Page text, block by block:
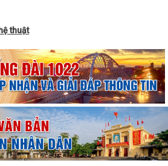
thuật
thông tin đã thực hiện các thủ tục hành
bố Khung kế hoạch thời gian năm học
và tiêu huỷ thuốc Viên nén Paracetamol
phường Tân Hưng tham gia phòng, chống